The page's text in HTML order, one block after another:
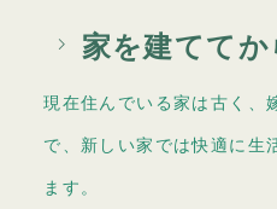
家を建てて
現在住んでいる家は古く、
で、新しい家では快適に生
ます。